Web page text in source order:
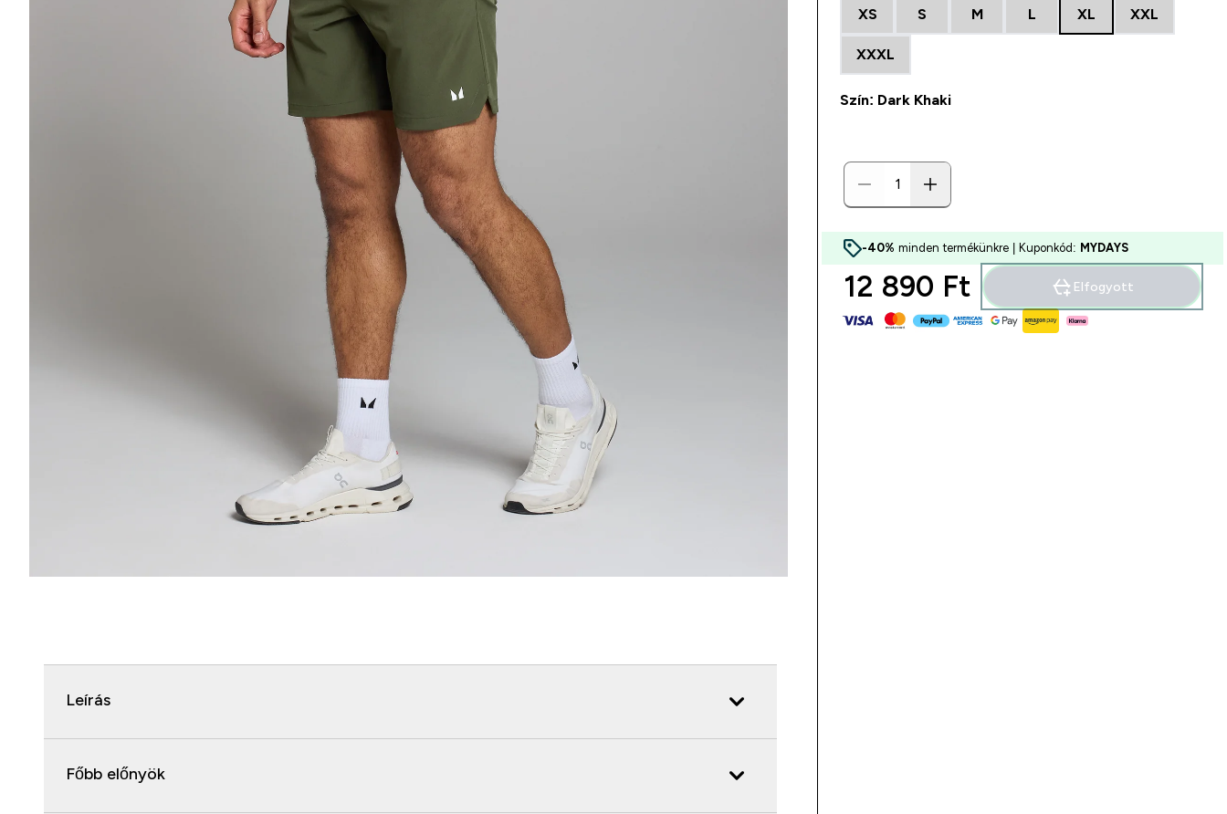
Leírás
Főbb előnyök
XS S M L XL XXL
XXXL
Szín: Dark Khaki
-40% minden termékünkre | Kuponkód: MYDAYS
12 890 Ft‎ Elfogyott